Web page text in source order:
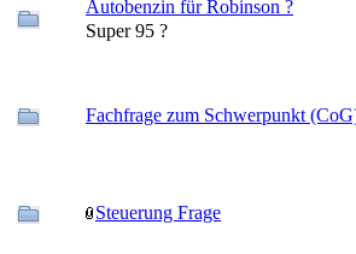
Autobenzin für Robinson ?
Super 95 ?
Fachfrage zum Schwerpunkt
Steuerung Frage